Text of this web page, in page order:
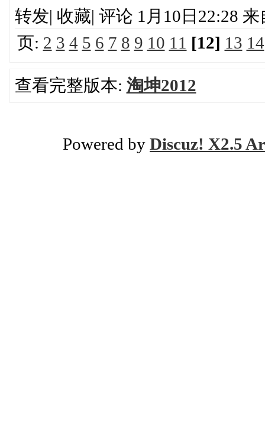
转发| 收藏| 评论 1月10日22:28
页: 2 3 4 5 6 7 8 9 10 11 [12] 13 14
查看完整版本: 淘坤2012
Powered by Discuz! X2.5